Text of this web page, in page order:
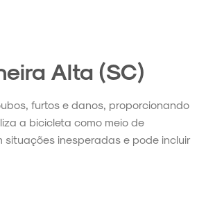
Alta (SC)
furtos e danos, proporcionando
a bicicleta como meio de
inesperadas e pode incluir